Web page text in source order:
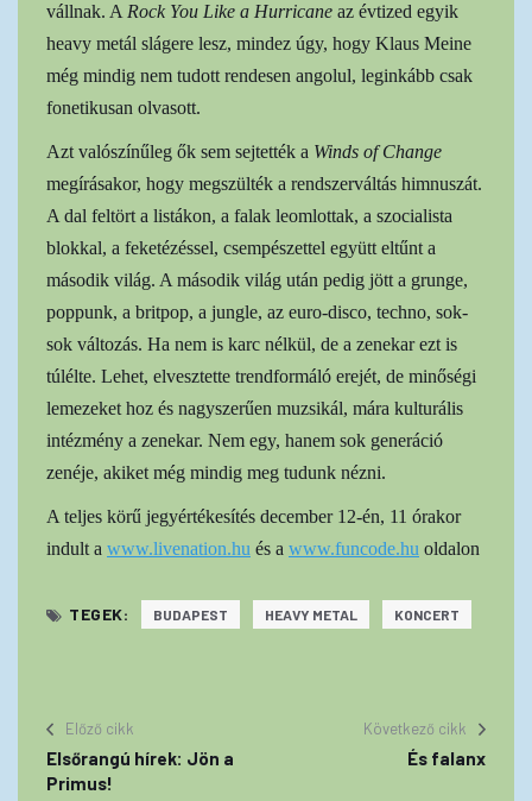
vállnak. A Rock You Like a Hurricane az évtized egyik
heavy metál slágere lesz, mindez úgy, hogy Klaus Meine
még mindig nem tudott rendesen angolul, leginkább csak
fonetikusan olvasott.
Azt valószínűleg ők sem sejtették a Winds of Change
megírásakor, hogy megszülték a rendszerváltás himnuszát.
A dal feltört a listákon, a falak leomlottak, a szocialista
blokkal, a feketézéssel, csempészettel együtt eltűnt a
második világ. A második világ után pedig jött a grunge,
poppunk, a britpop, a jungle, az euro-disco, techno, sok-
sok változás. Ha nem is karc nélkül, de a zenekar ezt is
túlélte. Lehet, elvesztette trendformáló erejét, de minőségi
lemezeket hoz és nagyszerűen muzsikál, mára kulturális
intézmény a zenekar. Nem egy, hanem sok generáció
zenéje, akiket még mindig meg tudunk nézni.
A teljes körű jegyértékesítés december 12-én, 11 órakor
indult a www.livenation.hu és a www.funcode.hu oldalon
TEGEK: BUDAPEST HEAVY METAL KONCERT
Előző cikk
Elsőrangú hírek: Jön a
Primus!
Következő cikk
És falanx